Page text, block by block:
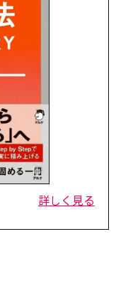
詳しく見る